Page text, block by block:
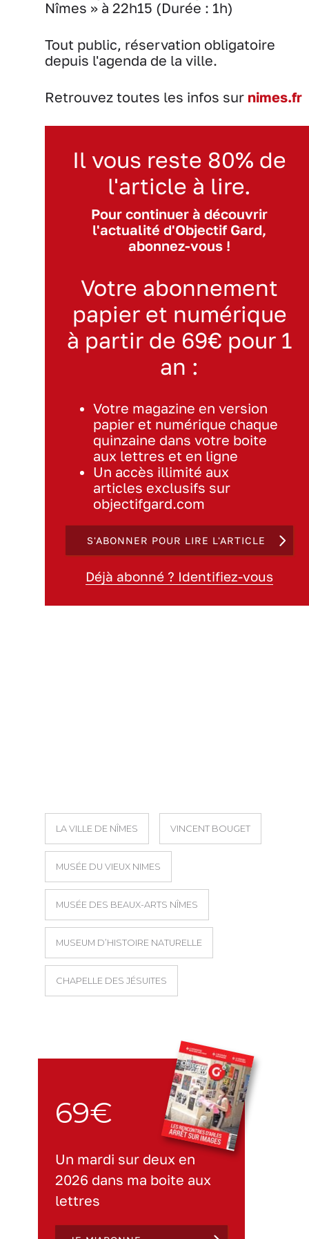
Nîmes » à 22h15 (Durée : 1h)
Tout public, réservation obligatoire
depuis l'agenda de la ville.
Retrouvez toutes les infos sur nimes.fr
Il vous reste 80% de
l'article à lire.
Pour continuer à découvrir
l'actualité d'Objectif Gard,
abonnez-vous !
Votre abonnement
papier et numérique
à partir de 69€ pour 1
an :
Votre magazine en version
papier et numérique chaque
quinzaine dans votre boite
aux lettres et en ligne
Un accès illimité aux
articles exclusifs sur
objectifgard.com
S'ABONNER POUR LIRE L'ARTICLE
Déjà abonné ? Identifiez-vous
LA VILLE DE NÎMES VINCENT BOUGET
MUSÉE DU VIEUX NIMES
MUSÉE DES BEAUX-ARTS NÎMES
MUSEUM D’HISTOIRE NATURELLE
CHAPELLE DES JÉSUITES
69€
Un mardi sur deux en
2026 dans ma boite aux
lettres